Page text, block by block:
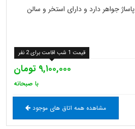
جواهر دارد و دارای استخر و سالن
۹,۱۰۰,۰۰۰ تومان
با صبحانه
قیمت 1 شب اقامت برای 2 نفر
مشاهده همه اتاق های موجود